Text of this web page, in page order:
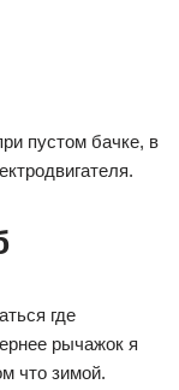
пустом бачке, в
где
рычажок я
что зимой.